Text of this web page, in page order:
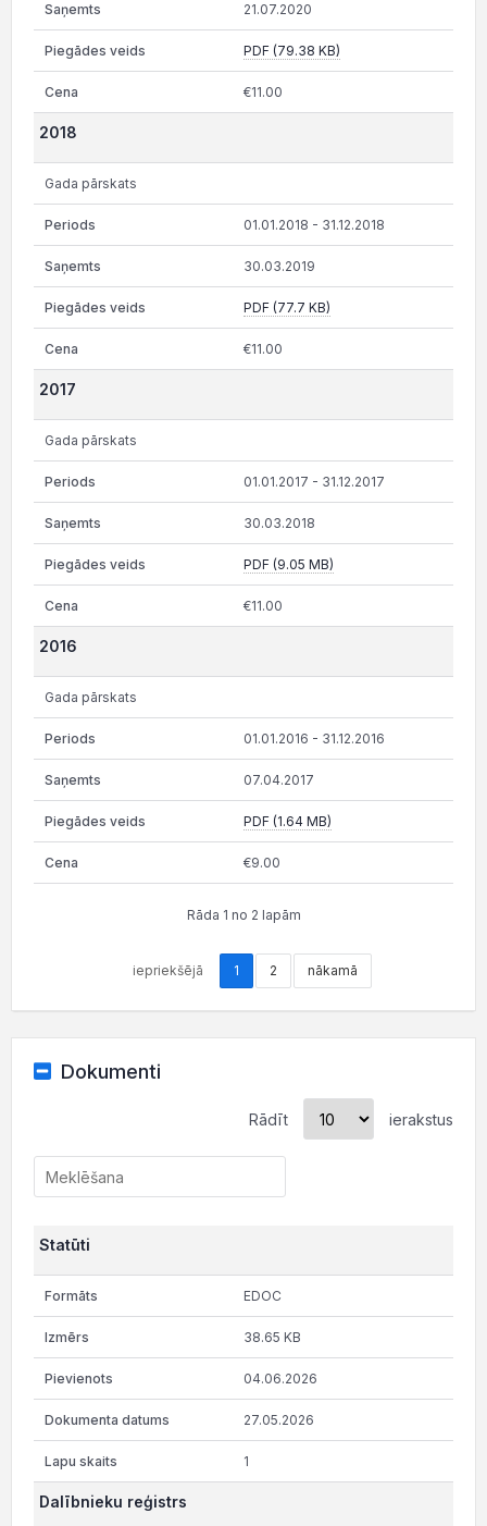
21.07.2020
PDF (79.38 KB)
€11.00
2018
Gada pārskats
01.01.2018 - 31.12.2018
30.03.2019
PDF (77.7 KB)
€11.00
2017
Gada pārskats
01.01.2017 - 31.12.2017
30.03.2018
PDF (9.05 MB)
€11.00
2016
Gada pārskats
01.01.2016 - 31.12.2016
07.04.2017
PDF (1.64 MB)
€9.00
Rāda 1 no 2 lapām
iepriekšējā 1 2 nākamā
Dokumenti
Rādīt ierakstus
Statūti
EDOC
38.65 KB
04.06.2026
27.05.2026
1
Dalībnieku reģistrs